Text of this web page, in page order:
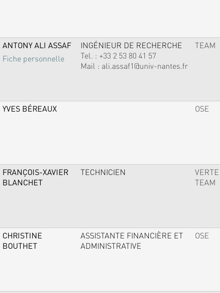
ANTONY ALI ASSAF
Fiche personnelle
INGÉNIEUR DE RECHERCHE
Tel. : +33 2 53 80 41 57
Mail : ali.assaf1@univ-nantes.fr
TEAM
YVES BÉREAUX OSE
FRANÇOIS-XAVIER
BLANCHET
TECHNICIEN
VERTE
TEAM
CHRISTINE
BOUTHET
ASSISTANTE FINANCIÈRE ET
ADMINISTRATIVE
OSE